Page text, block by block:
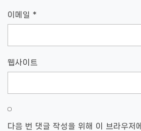
이메일 *
웹사이트
다음 번 댓글 작성을 위해 이 브라우저